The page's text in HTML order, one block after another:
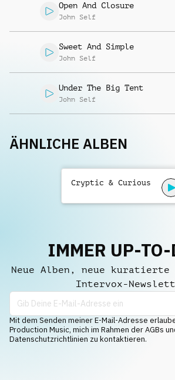
Open And Closure
John Self
Sweet And Simple
John Self
Under The Big Tent
John Self
ÄHNLICHE ALBEN
Cryptic & Curious
IMMER UP-TO-
Neue Alben, neue
Intervox-
Mit dem Senden meiner E-Mail-Adresse
Production Music, mich im Rahmen der AGBs
Datenschutzrichtlinien zu kontaktieren.